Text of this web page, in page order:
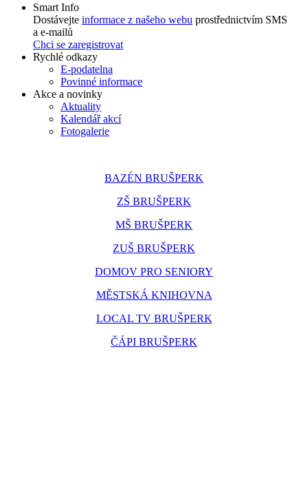
Smart Info
Dostávejte informace z našeho webu prostřednictvím SMS
a e-mailů
Chci se zaregistrovat
Rychlé odkazy
E-podatelna
Povinné informace
Akce a novinky
Aktuality
Kalendář akcí
Fotogalerie
BAZÉN BRUŠPERK
ZŠ BRUŠPERK
MŠ BRUŠPERK
ZUŠ BRUŠPERK
DOMOV PRO SENIORY
MĚSTSKÁ KNIHOVNA
LOCAL TV BRUŠPERK
ČÁPI BRUŠPERK